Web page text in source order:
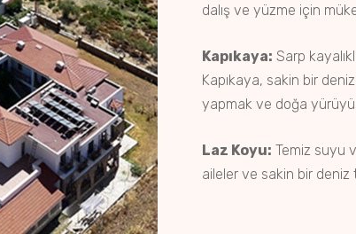
dalış ve yüzme için
Kapıkaya: Sarp
Kapıkaya, sakin bir
yapmak ve doğa
Laz Koyu: Temiz suyu
aileler ve sakin bir